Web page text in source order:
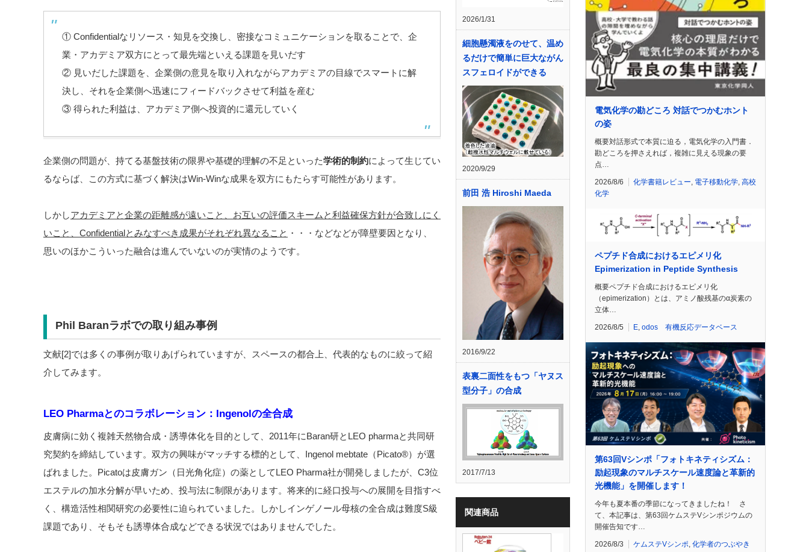
① Confidentialなリソース・知見を交換し、密接なコミュニケーションを取ることで、企
業・アカデミア双方にとって最先端といえる課題を見いだす
② 見いだした課題を、企業側の意見を取り入れながらアカデミアの目線でスマートに解
決し、それを企業側へ迅速にフィードバックさせて利益を産む
③ 得られた利益は、アカデミア側へ投資的に還元していく
企業側の問題が、持てる基盤技術の限界や基礎的理解の不足といった学術的制約によって生じてい
るならば、この方式に基づく解決はWin-Winな成果を双方にもたらす可能性があります。
しかしアカデミアと企業の距離感が遠いこと、お互いの評価スキームと利益確保方針が合致しにく
いこと、Confidentialとみなすべき成果がそれぞれ異なること ・・・などなどが障壁要因となり、
思いのほかこういった融合は進んでいないのが実情のようです。
Phil Baranラボでの取り組み事例
文献[2]では多くの事例が取りあげられていますが、スペースの都合上、代表的なものに絞って紹
介してみます。
LEO Pharmaとのコラボレーション：Ingenolの全合成
皮膚病に効く複雑天然物合成・誘導体化を目的として、2011年にBaran研とLEO pharmaと共同研
究契約を締結しています。双方の興味がマッチする標的として、Ingenol mebtate（Picato®）が選
ばれました。Picatoは皮膚ガン（日光角化症）の薬としてLEO Pharma社が開発しましたが、C3位
エステルの加水分解が早いため、投与法に制限があります。将来的に経口投与への展開を目指すべ
く、構造活性相関研究の必要性に迫られていました。しかしインゲノール母核の全合成は難度S級
課題であり、そもそも誘導体合成などできる状況ではありませんでした。
2026/1/31
細胞懸濁液をのせて、温め
るだけで簡単に巨大ながん
スフェロイドができる
2020/9/29
前田 浩 Hiroshi Maeda
2016/9/22
表裏二面性をもつ「ヤヌス
型分子」の合成
2017/7/13
関連商品
電気化学の勘どころ 対話でつかむホント
の姿
概要対話形式で本質に迫る，電気化学の入門書．
勘どころを押さえれば，複雑に見える現象の要
点…
2026/8/6 化学書籍レビュー 電子移動化学 高校
化学
ペプチド合成におけるエピメリ化
Epimerization in Peptide Synthesis
概要ペプチド合成におけるエピメリ化
（epimerization）とは、アミノ酸残基のα炭素の
立体…
2026/8/5 E odos 有機反応データベース
第63回Vシンポ「フォトキネティシズム：
励起現象のマルチスケール速度論と革新的
光機能」を開催します！
今年も夏本番の季節になってきましたね！ さ
て、本記事は、第63回ケムステVシンポジウムの
開催告知です…
2026/8/3 ケムステVシンポ, 化学者のつぶやき